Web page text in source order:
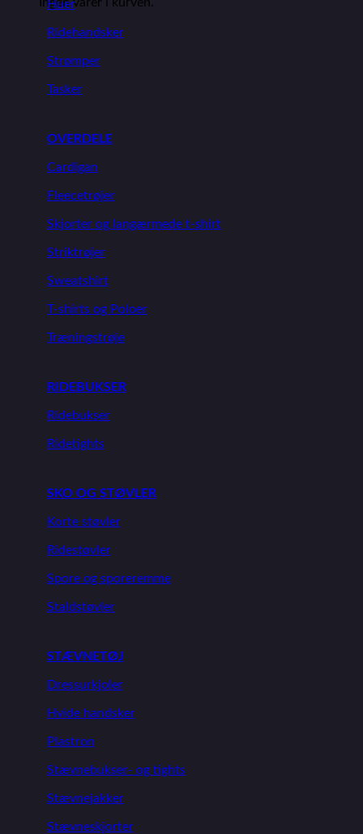
Huer
Ridehandsker
Strømper
Tasker
OVERDELE
Cardigan
Fleecetrøjer
Skjorter og langærmede t-shirt
Striktrøjer
Sweatshirt
T-shirts og Poloer
Træningstrøje
RIDEBUKSER
Ridebukser
Ridetights
SKO OG STØVLER
Korte støvler
Ridestøvler
Spore og sporeremme
Staldstøvler
STÆVNETØJ
Dressurkjoler
Hvide handsker
Plastron
Stævnebukser- og tights
Stævnejakker
Stævneskjorter